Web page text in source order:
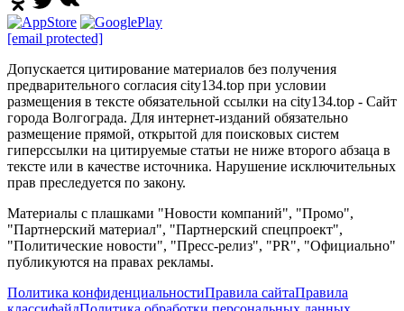
[email protected]
Допускается цитирование материалов без получения
предварительного согласия city134.top при условии
размещения в тексте обязательной ссылки на city134.top - Сайт
города Волгограда. Для интернет-изданий обязательно
размещение прямой, открытой для поисковых систем
гиперссылки на цитируемые статьи не ниже второго абзаца в
тексте или в качестве источника. Нарушение исключительных
прав преследуется по закону.
Материалы с плашками "Новости компаний", "Промо",
"Партнерский материал", "Партнерский спецпроект",
"Политические новости", "Пресс-релиз", "PR", "Официально"
публикуются на правах рекламы.
Политика конфиденциальностиПравила сайтаПравила